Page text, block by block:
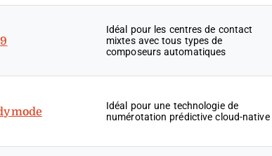
Idéal pour les centres de contact
mixtes avec tous types de
composeurs automatiques
Idéal pour une technologie de
numérotation prédictive cloud-native